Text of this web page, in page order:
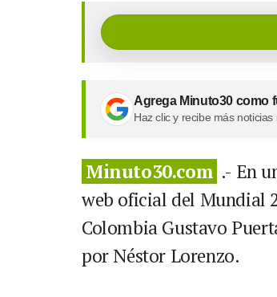
Agrega Minuto30 como
Haz clic y recibe más
Minuto30.com .- En
web oficial del Mundial
Colombia Gustavo
por Néstor Lorenzo.